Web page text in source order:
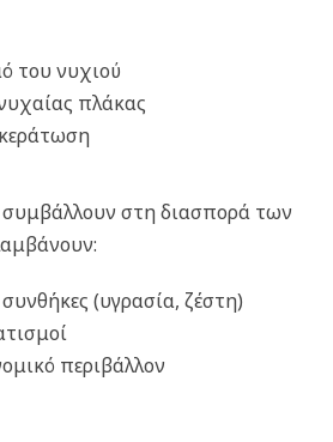
του νυχιού
πλάκας
στη διασπορά των
συνθήκες (υγρασία, ζέστη)
περιβάλλον